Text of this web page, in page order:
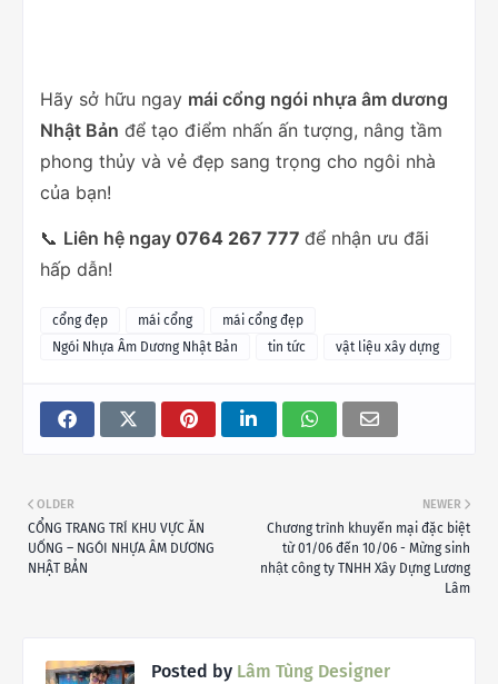
Hãy sở hữu ngay mái cổng ngói nhựa âm dương
Nhật Bản để tạo điểm nhấn ấn tượng, nâng tầm
phong thủy và vẻ đẹp sang trọng cho ngôi nhà
của bạn!
📞 Liên hệ ngay 0764 267 777 để nhận ưu đãi
hấp dẫn!
cổng đẹp mái cổng
mái cổng đẹp
Ngói Nhựa Âm Dương Nhật Bản
tin tức vật liệu xây dựng
NEWER
Chương trình khuyến mại đặc biệt
từ 01/06 đến 10/06 - Mừng sinh
nhật công ty TNHH Xây Dựng Lương
Lâm
OLDER
CỔNG TRANG TRÍ KHU VỰC ĂN
UỐNG – NGÓI NHỰA ÂM DƯƠNG
NHẬT BẢN
Posted by Lâm Tùng Designer